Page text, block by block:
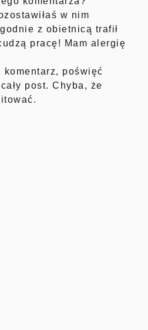
w nim
z obietnicą trafił
pracę! Mam alergię
poświęć
post. Chyba, że